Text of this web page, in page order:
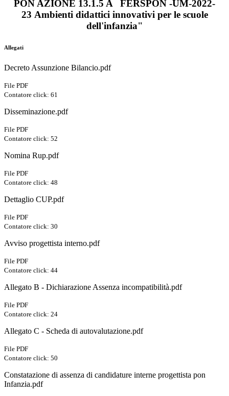
PON AZIONE 13.1.5 A FERSPON -UM-2022-
23 Ambienti didattici innovativi per le scuole
dell'infanzia"
Allegati
Decreto Assunzione Bilancio.pdf
File PDF
Contatore click: 61
Disseminazione.pdf
File PDF
Contatore click: 52
Nomina Rup.pdf
File PDF
Contatore click: 48
Dettaglio CUP.pdf
File PDF
Contatore click: 30
Avviso progettista interno.pdf
File PDF
Contatore click: 44
Allegato B - Dichiarazione Assenza incompatibilità.pdf
File PDF
Contatore click: 24
Allegato C - Scheda di autovalutazione.pdf
File PDF
Contatore click: 50
Constatazione di assenza di candidature interne progettista pon
Infanzia.pdf